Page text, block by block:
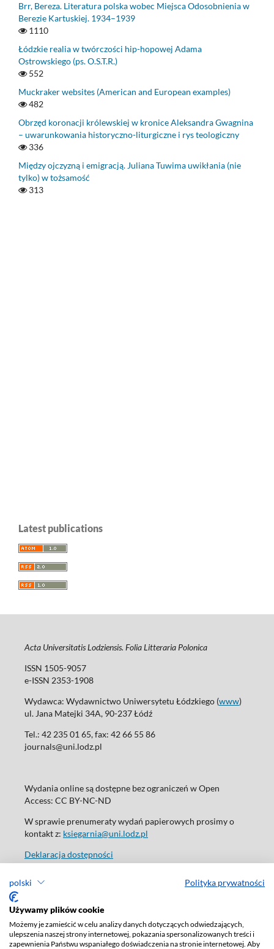
polski Polityka prywatności
Używamy plików cookie
Możemy je zamieścić w celu analizy danych dotyczących odwiedzających,
ulepszenia naszej strony internetowej, pokazania spersonalizowanych treści i
zapewnienia Państwu wspaniałego doświadczenia na stronie internetowej. Aby
Brr, Bereza. Literatura polska wobec Miejsca Odosobnienia w
Berezie Kartuskiej. 1934–1939
1110
Łódzkie realia w twórczości hip-hopowej Adama
Ostrowskiego (ps. O.S.T.R.)
552
Muckraker websites (American and European examples)
482
Obrzęd koronacji królewskiej w kronice Aleksandra Gwagnina
– uwarunkowania historyczno-liturgiczne i rys teologiczny
336
Między ojczyzną i emigracją. Juliana Tuwima uwikłania (nie
tylko) w tożsamość
313
Latest publications
Acta Universitatis Lodziensis. Folia Litteraria Polonica
ISSN 1505-9057
e-ISSN 2353-1908
Wydawca: Wydawnictwo Uniwersytetu Łódzkiego (www)
ul. Jana Matejki 34A, 90-237 Łódź
Tel.: 42 235 01 65, fax: 42 66 55 86
journals@uni.lodz.pl
Wydania online są dostępne bez ograniczeń w Open
Access: CC BY-NC-ND
W sprawie prenumeraty wydań papierowych prosimy o
kontakt z: ksiegarnia@uni.lodz.pl
Deklaracja dostępności